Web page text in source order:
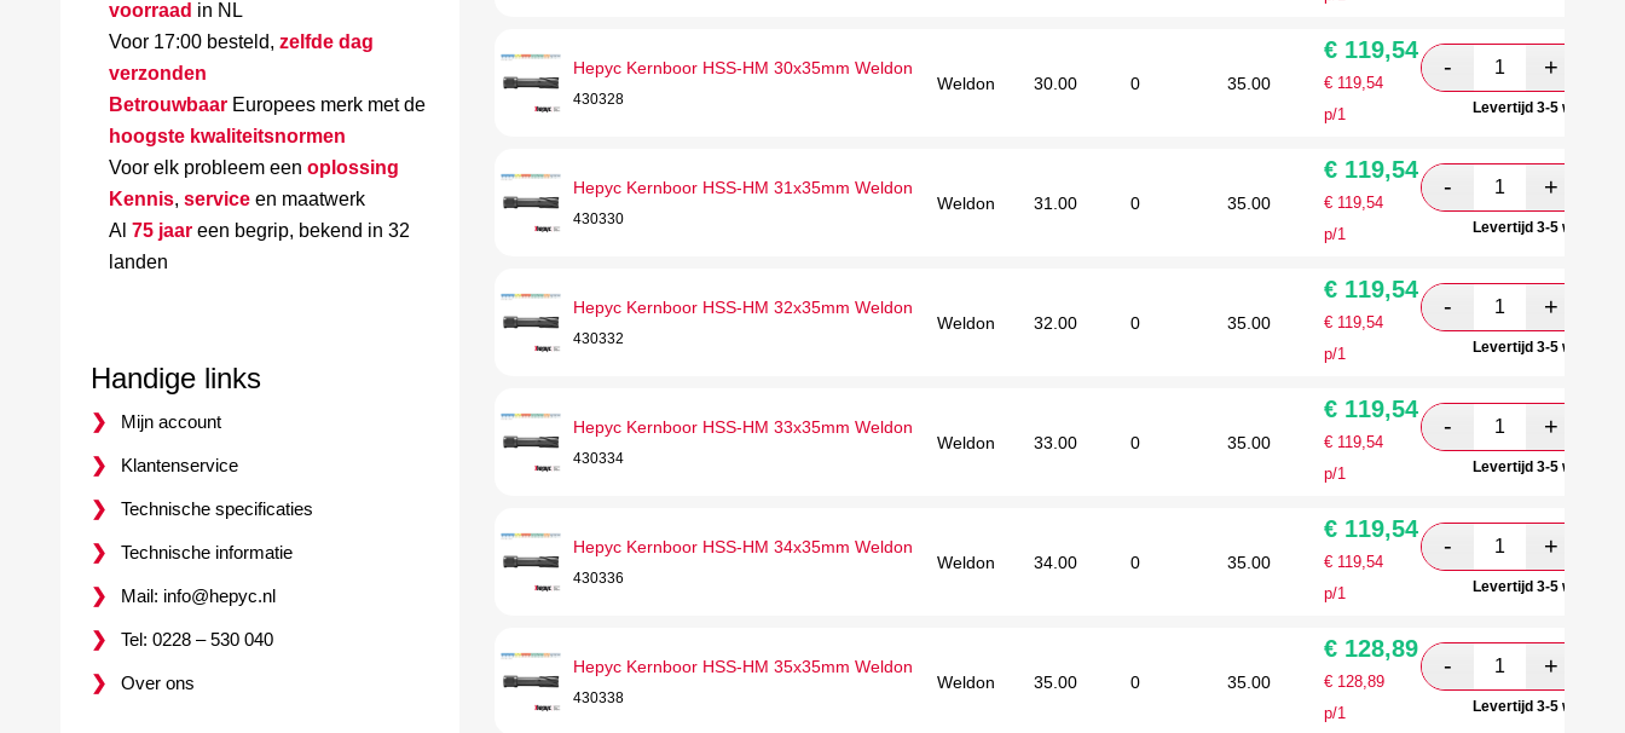
Hepyc Kernboor HSS-HM 30x35mm Weldon
430328
Weldon 30.00 0 35.00
€ 119,54
€ 119,54
p/1
Levertijd 3-5
Hepyc Kernboor HSS-HM 31x35mm Weldon
430330
Weldon 31.00 0 35.00
€ 119,54
€ 119,54
p/1
Levertijd 3-5
Hepyc Kernboor HSS-HM 32x35mm Weldon
430332
Weldon 32.00 0 35.00
€ 119,54
€ 119,54
p/1
Levertijd 3-5
Hepyc Kernboor HSS-HM 33x35mm Weldon
430334
Weldon 33.00 0 35.00
€ 119,54
€ 119,54
p/1
Levertijd 3-5
Hepyc Kernboor HSS-HM 34x35mm Weldon
430336
Weldon 34.00 0 35.00
€ 119,54
€ 119,54
p/1
Levertijd 3-5
Hepyc Kernboor HSS-HM 35x35mm Weldon
430338
Weldon 35.00 0 35.00
€ 128,89
€ 128,89
p/1
Levertijd 3-5
voorraad in NL
Voor 17:00 besteld, zelfde dag
verzonden
Betrouwbaar Europees merk met de
hoogste kwaliteitsnormen
Voor elk probleem een oplossing
Kennis, service en maatwerk
Al 75 jaar een begrip, bekend in 32
landen
Handige links
Mijn account
Klantenservice
Technische specificaties
Technische informatie
Mail: info@hepyc.nl
Tel: 0228 – 530 040
Over ons